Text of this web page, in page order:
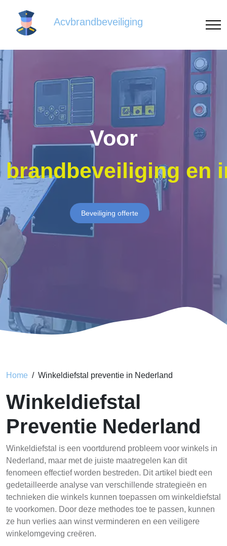
Acvbrandbeveiliging
Voor
brandbeveiliging en
Beveiliging offerte
Home Winkeldiefstal preventie in Nederland
Winkeldiefstal
Preventie Nederland
Winkeldiefstal is een voortdurend probleem voor winkels in
Nederland, maar met de juiste maatregelen kan dit
fenomeen effectief worden bestreden. Dit artikel biedt een
gedetailleerde analyse van verschillende strategieën en
technieken die winkels kunnen toepassen om winkeldiefstal
te voorkomen. Door deze methodes toe te passen, kunnen
ze hun verlies aan winst verminderen en een veiligere
winkelomgeving creëren.